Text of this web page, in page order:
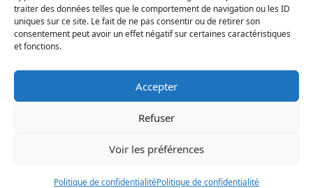
traiter des données telles que le comportement de navigation ou les ID
uniques sur ce site. Le fait de ne pas consentir ou de retirer son
consentement peut avoir un effet négatif sur certaines caractéristiques
et fonctions.
Accepter
Refuser
Voir les préférences
Politique de confidentialitéPolitique de confidentialité
Myriam Akkari, sur le départ vers le Haut-Rhin
Incendie à la gare de La Rochelle : près de 20 m² de
toiture brûlés, l’origine accidentelle privilégiée
L’actualité locale en continu à La Rochelle et en Charente-
Maritime : informations, faits divers, politique, culture et vie